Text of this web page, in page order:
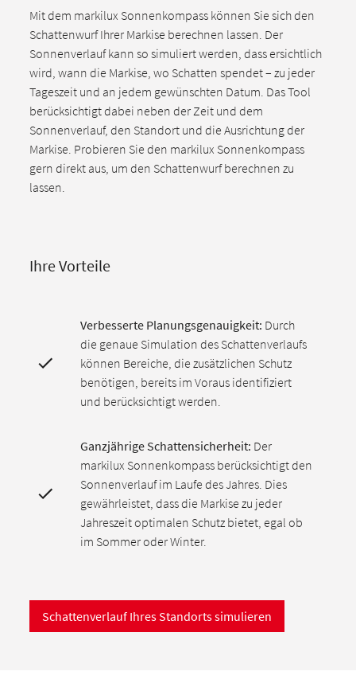
Mit dem markilux Sonnenkompass können Sie sich den
Schattenwurf Ihrer Markise berechnen lassen. Der
Sonnenverlauf kann so simuliert werden, dass ersichtlich
wird, wann die Markise, wo Schatten spendet – zu jeder
Tageszeit und an jedem gewünschten Datum. Das Tool
berücksichtigt dabei neben der Zeit und dem
Sonnenverlauf, den Standort und die Ausrichtung der
Markise. Probieren Sie den markilux Sonnenkompass
gern direkt aus, um den Schattenwurf berechnen zu
lassen.
Ihre Vorteile
Verbesserte Planungsgenauigkeit: Durch
die genaue Simulation des Schattenverlaufs
können Bereiche, die zusätzlichen Schutz
benötigen, bereits im Voraus identifiziert
und berücksichtigt werden.
Ganzjährige Schattensicherheit: Der
markilux Sonnenkompass berücksichtigt den
Sonnenverlauf im Laufe des Jahres. Dies
gewährleistet, dass die Markise zu jeder
Jahreszeit optimalen Schutz bietet, egal ob
im Sommer oder Winter.
Schattenverlauf Ihres Standorts simulieren